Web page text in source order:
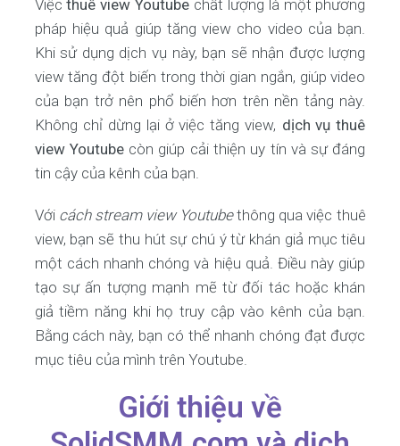
Việcthuê view Youtube chất lượng là một phương
pháp hiệu quả giúp tăng view cho video của bạn.
Khi sử dụng dịch vụ này, bạn sẽ nhận được lượng
view tăng đột biến trong thời gian ngắn, giúp video
của bạn trở nên phổ biến hơn trên nền tảng này.
Không chỉ dừng lại ở việc tăng view, dịch vụ thuê
view Youtubecòn giúp cải thiện uy tín và sự đáng
tin cậy của kênh của bạn.
Với cách stream view Youtubethông qua việc thuê
view, bạn sẽ thu hút sự chú ý từ khán giả mục tiêu
một cách nhanh chóng và hiệu quả. Điều này giúp
tạo sự ấn tượng mạnh mẽ từ đối tác hoặc khán
giả tiềm năng khi họ truy cập vào kênh của bạn.
Bằng cách này, bạn có thể nhanh chóng đạt được
mục tiêu của mình trên Youtube.
Giới thiệu về